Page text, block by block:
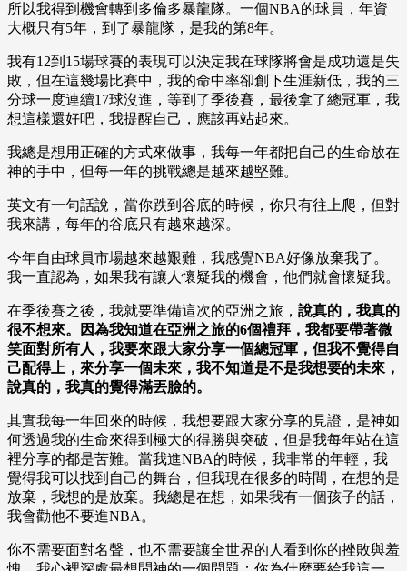
所以我得到機會轉到多倫多暴龍隊。一個NBA的球員，年資
大概只有5年，到了暴龍隊，是我的第8年。
我有12到15場球賽的表現可以決定我在球隊將會是成功還是失
敗，但在這幾場比賽中，我的命中率卻創下生涯新低，我的三
分球一度連續17球沒進，等到了季後賽，最後拿了總冠軍，我
想這樣還好吧，我提醒自己，應該再站起來。
我總是想用正確的方式來做事，我每一年都把自己的生命放在
神的手中，但每一年的挑戰總是越來越堅難。
英文有一句話說，當你跌到谷底的時候，你只有往上爬，但對
我來講，每年的谷底只有越來越深。
今年自由球員市場越來越艱難，我感覺NBA好像放棄我了。
我一直認為，如果我有讓人懷疑我的機會，他們就會懷疑我。
在季後賽之後，我就要準備這次的亞洲之旅， 說真的，我真的
很不想來。因為我知道在亞洲之旅的6個禮拜，我都要帶著微
笑面對所有人，我要來跟大家分享一個總冠軍，但我不覺得自
己配得上，來分享一個未來，我不知道是不是我想要的未來，
說真的，我真的覺得滿丟臉的。
其實我每一年回來的時候，我想要跟大家分享的見證，是神如
何透過我的生命來得到極大的得勝與突破，但是我每年站在這
裡分享的都是苦難。當我進NBA的時候，我非常的年輕，我
覺得我可以找到自己的舞台，但我現在很多的時間，在想的是
放棄，我想的是放棄。我總是在想，如果我有一個孩子的話，
我會勸他不要進NBA。
你不需要面對名聲，也不需要讓全世界的人看到你的挫敗與羞